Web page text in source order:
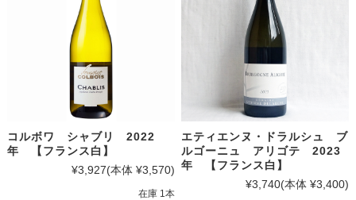
コルボワ シャブリ 2022
年 【フランス白】
¥3,927(本体 ¥3,570)
在庫 1本
エティエンヌ・ドラルシュ ブ
ルゴーニュ アリゴテ 2023
年 【フランス白】
¥3,740(本体 ¥3,400)